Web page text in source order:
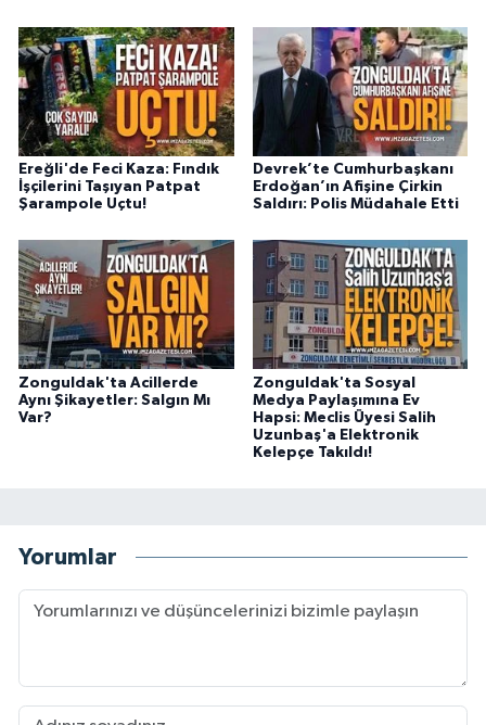
Ereğli'de Feci Kaza: Fındık
İşçilerini Taşıyan Patpat
Şarampole Uçtu!
Devrek’te Cumhurbaşkanı
Erdoğan’ın Afişine Çirkin
Saldırı: Polis Müdahale Etti
Zonguldak'ta Acillerde
Aynı Şikayetler: Salgın Mı
Var?
Zonguldak'ta Sosyal
Medya Paylaşımına Ev
Hapsi: Meclis Üyesi Salih
Uzunbaş'a Elektronik
Kelepçe Takıldı!
Yorumlar